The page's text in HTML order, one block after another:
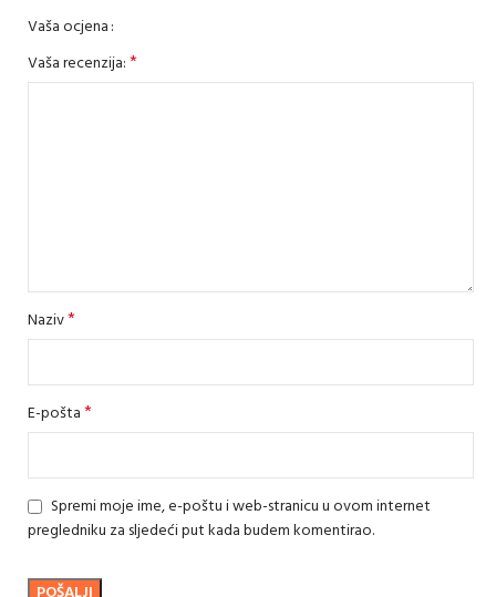
Vaša ocjena
Vaša recenzija:*
Naziv*
E-pošta*
Spremi moje ime, e-poštu i web-stranicu u ovom internet
pregledniku za sljedeći put kada budem komentirao.